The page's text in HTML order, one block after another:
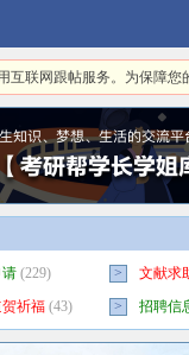
联网跟帖服务。为保障
(229) > 文献求
祈福(43) > 招聘信